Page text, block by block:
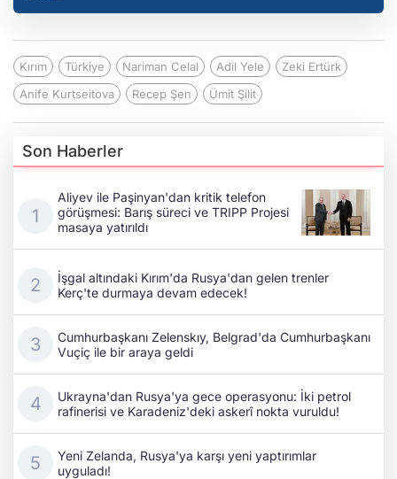
Kırım Türkiye Nariman Celal Adil Yele
Zeki Ertürk
Anife Kurtseitova
Recep Şen Ümit Şilit
Son Haberler
Aliyev ile Paşinyan'dan kritik telefon
görüşmesi: Barış süreci ve TRIPP Projesi
masaya yatırıldı
İşgal altındaki Kırım'da Rusya'dan gelen trenler
Kerç'te durmaya devam edecek!
Cumhurbaşkanı Zelenskıy, Belgrad'da Cumhurbaşkanı
Vuçiç ile bir araya geldi
Ukrayna'dan Rusya'ya gece operasyonu: İki petrol
rafinerisi ve Karadeniz'deki askerî nokta vuruldu!
Yeni Zelanda, Rusya'ya karşı yeni yaptırımlar
uyguladı!